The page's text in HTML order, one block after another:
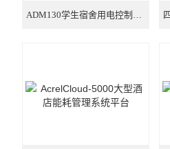
三路全电参量测量 远程控制
ADM130学生宿舍用电控制电能表